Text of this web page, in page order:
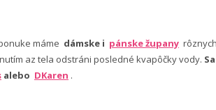
máme dámske i pánske župany
az tela odstráni posledné kvapôčky vody.
alebo DKaren .